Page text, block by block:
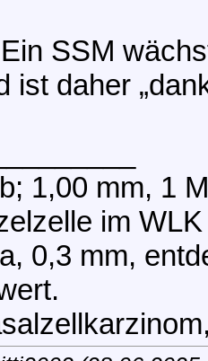
SSM
ist daher
1,00 mm, 1
im WLK
0,3 mm,